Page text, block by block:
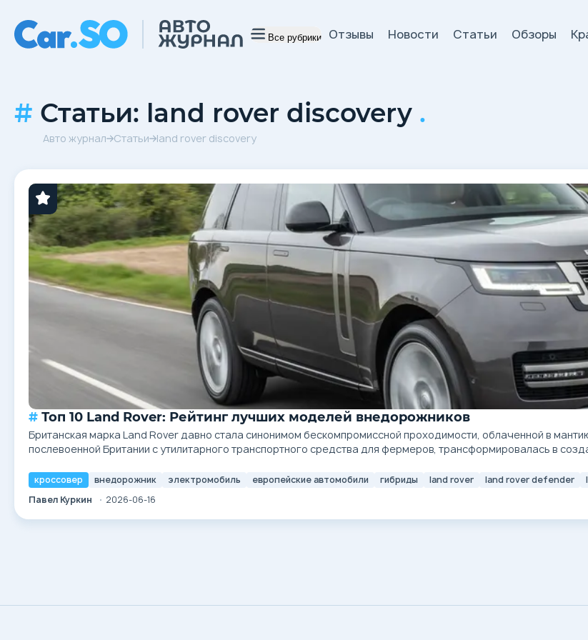
Все рубрики Отзывы Новости Статьи Обзоры
Статьи: land rover discovery .
Авто журнал Статьи land rover discovery
Топ 10 Land Rover: Рейтинг лучших моделей внедорожников
Британская марка Land Rover давно стала синонимом бескомпромиссной проходимости, облаченной в
послевоенной Британии с утилитарного транспортного средства для фермеров, трансформировалась в
кроссовер внедорожник электромобиль европейские автомобили гибриды land rover land rover defender
Павел Куркин
2026-06-16